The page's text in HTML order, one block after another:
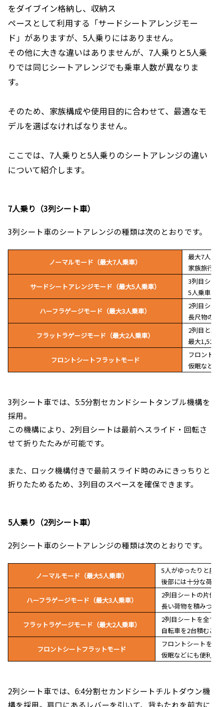
をダイブイン格納し、収納ス
ペースとして利用する「サードシートアレンジモー
ド」がありますが、5人乗りにはありません。
その他に大きな違いはありませんが、7人乗りと5人乗
りでは同じシートアレンジでも乗車人数が異なりま
す。
そのため、家族構成や使用目的に合わせて、最適なモ
デルを選ばなければなりません。
ここでは、7人乗りと5人乗りのシートアレンジの違い
について紹介します。
7人乗り（3列シート車）
3列シート車のシートアレンジの種類は次のとおりです。
ノーマルモード（最大7人乗車）
最大7人
家族旅行
サードシートアレンジモード（最大5人乗車）
3列目シ
5人乗車と
ハーフラゲージモード（最大3人乗車）
2列目シ
長尺物の
フラットラゲージモード（最大2人乗車）
2列目と3
最大
フロントシートフラットモード
フロント
仮眠など
3列シート車では、5:5分割セカンドシートタンブル機構を
採用。
この機構により、2列目シートは最前へスライド・回転さ
せて折りたたみが可能です。
また、ロック機構付きで最前スライド時のみにきっちりと
折りたためるため、3列目のスペースを確保できます。
5人乗り（2列シート車）
2列シート車のシートアレンジの種類は次のとおりです。
ノーマルモード（最大5人乗車）
5人がゆったりと座
後部には十分な荷
ハーフラゲージモード（最大3人乗車）
2列目シートの片側
長い荷物を積みつ
フラットラゲージモード（最大2人乗車）
2列目シートを全て
自転車を2台積むこ
フロントシートフラットモード
フロントシートを
仮眠などにも便利
2列シート車では、6:4分割セカンドシートチルトダウン機
構を採用。肩口にあるレバーを引いて、背もたれを前方に